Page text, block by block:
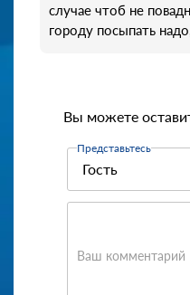
случае чтоб не
городу посыпать
Вы можете
Представьтесь
Ваш комментарий